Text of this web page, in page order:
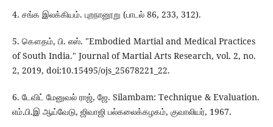
4. சங்க இலக்கியம். புறநானூறு (பாடல் 86, 233, 312).
5. கௌதம், பி. எஸ். "Embodied Martial and Medical Practices
of South India." Journal of Martial Arts Research, vol. 2, no.
2, 2019, doi:10.15495/ojs_25678221_22.
6. டேவிட் மேனுவல் ராஜ், ஜே. Silambam: Technique & Evaluation.
எம்.பி.இ ஆய்வேடு, ஜிவாஜி பல்கலைக்கழகம், குவாலியர், 1967.